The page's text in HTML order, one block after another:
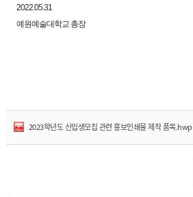
2022.05.31
예원예술대학교 총장
2023학년도 신입생모집 관련 홍보인쇄물 제작 품목.hwp